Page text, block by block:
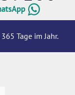
Tage im Jahr.